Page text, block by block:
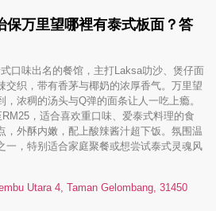
万里望哪裡有泰式板面？答
口味出名的餐馆，主打Laksa叻沙、煲仔面
交织，带有香茅与椰奶的浓厚香气。万里望
浓稠的汤头与Q弹的面条让人一吃上瘾。
，适合喜欢重口味、爱泰式料理的食
，外酥内嫩，配上酸辣酱汁超下饭。氛围温
一，特别适合家庭聚餐或想尝试泰式灵魂风
Utara 4, Taman Gelombang, 31450